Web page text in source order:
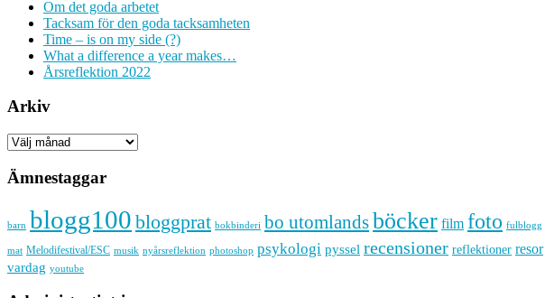
Om det goda arbetet
Tacksam för den goda tacksamheten
Time – is on my side (?)
What a difference a year makes…
Årsreflektion 2022
Arkiv
Arkiv
Ämnestaggar
barn blogg100 bloggprat bokbinderi bo utomlandsböcker film foto fulblogg
mat Melodifestival/ESC musik nyårsreflektion photoshop psykologi pyssel recensioner reflektioner resor
vardag youtube